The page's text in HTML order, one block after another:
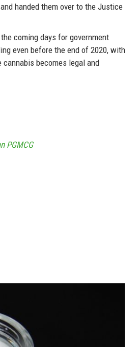
handed them over to the Justice
coming days for government
even before the end of 2020, with
becomes legal and
PGMCG